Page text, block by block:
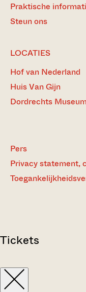
Praktische
Steun ons
LOCATIES
Hof van Nederland
Huis Van Gijn
Dordrechts Museum
Pers
Privacy statement,
Tickets